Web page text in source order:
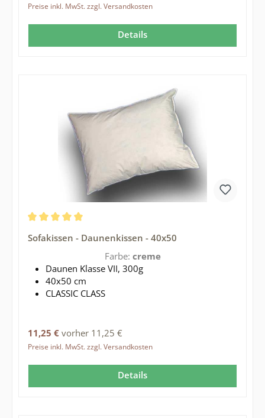
Preise inkl. MwSt. zzgl. Versandkosten
Details
Sofakissen - Daunenkissen - 40x50
Farbe: creme
Daunen Klasse VII, 300g
40x50 cm
CLASSIC CLASS
Regulärer Preis:
11,25 € vorher 11,25 €
Preise inkl. MwSt. zzgl. Versandkosten
Details